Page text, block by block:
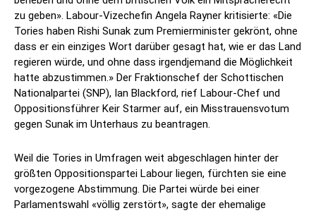
zu geben». Labour-Vizechefin Angela Rayner kritisierte: «Die
Tories haben Rishi Sunak zum Premierminister gekrönt, ohne
dass er ein einziges Wort darüber gesagt hat, wie er das Land
regieren würde, und ohne dass irgendjemand die Möglichkeit
hatte abzustimmen.» Der Fraktionschef der Schottischen
Nationalpartei (SNP), Ian Blackford, rief Labour-Chef und
Oppositionsführer Keir Starmer auf, ein Misstrauensvotum
gegen Sunak im Unterhaus zu beantragen.
Weil die Tories in Umfragen weit abgeschlagen hinter der
größten Oppositionspartei Labour liegen, fürchten sie eine
vorgezogene Abstimmung. Die Partei würde bei einer
Parlamentswahl «völlig zerstört», sagte der ehemalige